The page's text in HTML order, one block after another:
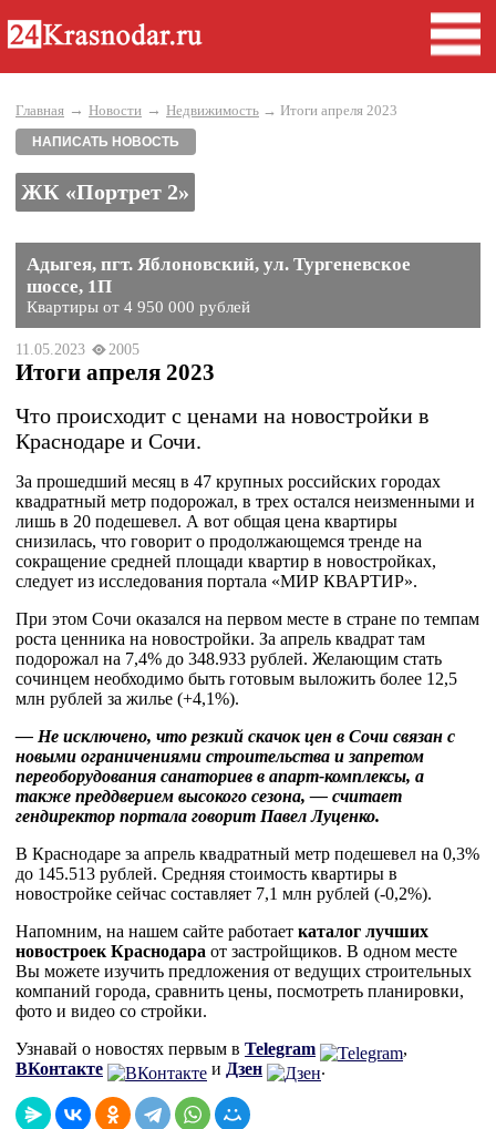
Главная → Новости → Недвижимость → Итоги апреля 2023
НАПИСАТЬ НОВОСТЬ
ЖК «Портрет 2»
Адыгея, пгт. Яблоновский, ул. Тургеневское
шоссе, 1П
Квартиры от 4 950 000 рублей
11.05.2023 2005
Итоги апреля 2023
Что происходит с ценами на новостройки в
Краснодаре и Сочи.
За прошедший месяц в 47 крупных российских городах
квадратный метр подорожал, в трех остался неизменными и
лишь в 20 подешевел. А вот общая цена квартиры
снизилась, что говорит о продолжающемся тренде на
сокращение средней площади квартир в новостройках,
следует из исследования портала «МИР КВАРТИР».
При этом Сочи оказался на первом месте в стране по темпам
роста ценника на новостройки. За апрель квадрат там
подорожал на 7,4% до 348.933 рублей. Желающим стать
сочинцем необходимо быть готовым выложить более 12,5
млн рублей за жилье (+4,1%).
— Не исключено, что резкий скачок цен в Сочи связан с
новыми ограничениями строительства и запретом
переоборудования санаториев в апарт-комплексы, а
также преддверием высокого сезона, — считает
гендиректор портала говорит Павел Луценко.
В Краснодаре за апрель квадратный метр подешевел на 0,3%
до 145.513 рублей. Средняя стоимость квартиры в
новостройке сейчас составляет 7,1 млн рублей (-0,2%).
Напомним, на нашем сайте работает каталог лучших
новостроек Краснодара от застройщиков. В одном месте
Вы можете изучить предложения от ведущих строительных
компаний города, сравнить цены, посмотреть планировки,
фото и видео со стройки.
Узнавай о новостях первым в Telegram
,
ВКонтакте
и Дзен .